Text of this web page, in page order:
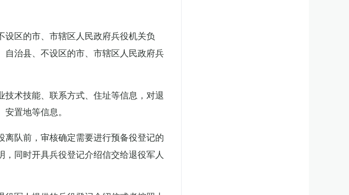
区的市、市辖区人民政府兵役机关负
治县、不设区的市、市辖区人民政府兵
术技能、联系方式、住址等信息，对退
置地等信息。
队前，审核确定需要进行预备役登记的
同时开具兵役登记介绍信交给退役军人